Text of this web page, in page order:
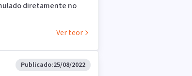
diretamente no
Ver teor
Publicado:25/08/2022